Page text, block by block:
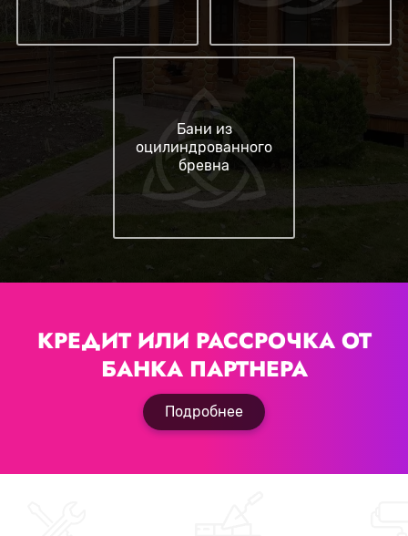
Бани из
оцилиндрованного
бревна
КРЕДИТ ИЛИ РАССРОЧКА ОТ
БАНКА ПАРТНЕРА
Подробнее